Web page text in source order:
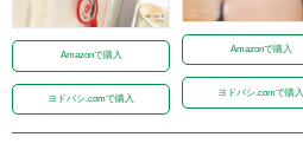
Amazonで購入
ヨドバシ.comで購入
Amazonで購入
ヨドバシ.comで購入